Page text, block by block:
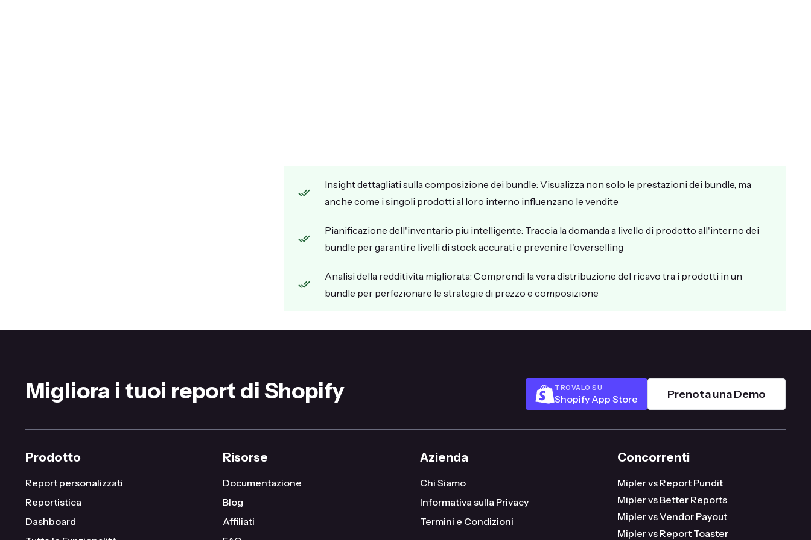
Insight dettagliati sulla composizione dei bundle: Visualizza non solo le prestazioni dei bundle, ma
anche come i singoli prodotti al loro interno influenzano le vendite
Pianificazione dell'inventario piu intelligente: Traccia la domanda a livello di prodotto all'interno dei
bundle per garantire livelli di stock accurati e prevenire l'overselling
Analisi della redditivita migliorata: Comprendi la vera distribuzione del ricavo tra i prodotti in un
bundle per perfezionare le strategie di prezzo e composizione
Migliora i tuoi report di Shopify TROVALO SU
Shopify App Store Prenota una Demo
Prodotto
Report personalizzati
Reportistica
Dashboard
Risorse
Documentazione
Blog
Affiliati
Azienda
Chi Siamo
Informativa sulla Privacy
Termini e Condizioni
Concorrenti
Mipler vs Report Pundit
Mipler vs Better Reports
Mipler vs Vendor Payout
Mipler vs Report Toaster